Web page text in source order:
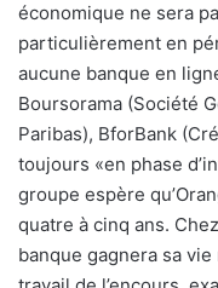
économique ne sera
particulièrement en
aucune banque en
Boursorama (Société
Paribas), BforBank
toujours «en phase
groupe espère
quatre à cinq ans.
banque gagnera sa